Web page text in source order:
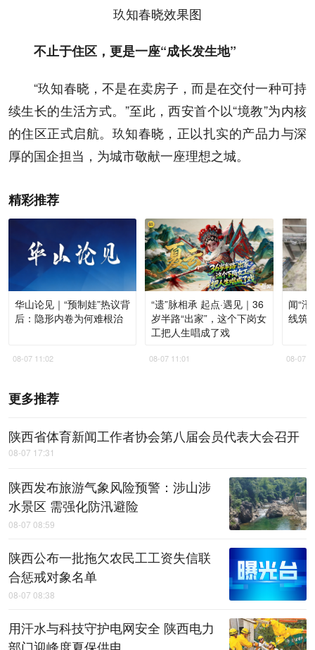
玖知春晓效果图
不止于住区，更是一座“成长发生地”
“玖知春晓，不是在卖房子，而是在交付一种可持
续生长的生活方式。”至此，西安首个以“境教”为内核
的住区正式启航。玖知春晓，正以扎实的产品力与深
厚的国企担当，为城市敬献一座理想之城。
精彩推荐
华山论见｜“预制娃”热议背
后：隐形内卷为何难根治
08-07 11:02
“遗”脉相承 起点·遇见｜36
岁半路“出家”，这个下岗女
工把人生唱成了戏
08-07 11:01
闻“
线筑
08-07
更多推荐
陕西省体育新闻工作者协会第八届会员代表大会召开
08-07 17:31
陕西发布旅游气象风险预警：涉山涉
水景区 需强化防汛避险
08-07 08:59
陕西公布一批拖欠农民工工资失信联
合惩戒对象名单
08-07 08:38
用汗水与科技守护电网安全 陕西电力